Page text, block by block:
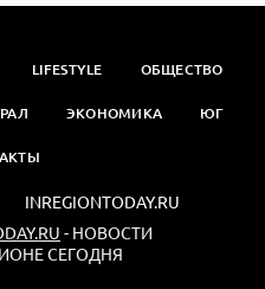
LIFESTYLE ОБЩЕСТВО
ЭКОНОМИКА ЮГ
- НОВОСТИ
СЕГОДНЯ